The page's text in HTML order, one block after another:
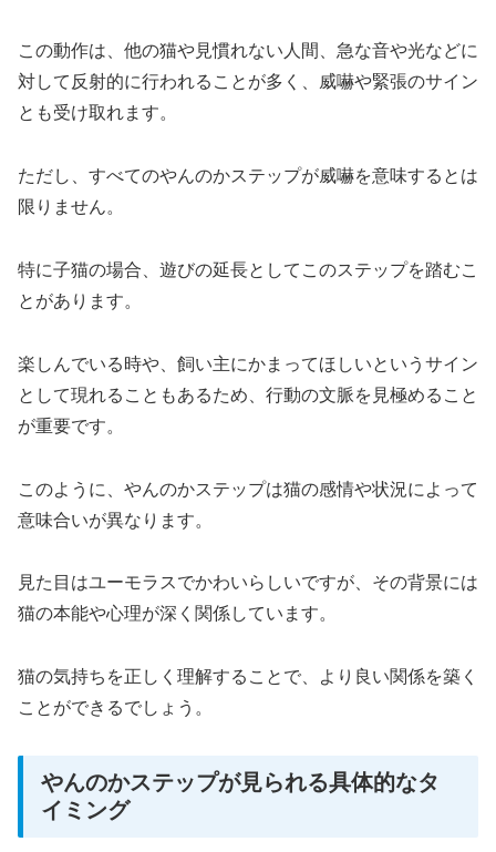
この動作は、他の猫や見慣れない人間、急な音や光などに
対して反射的に行われることが多く、威嚇や緊張のサイン
とも受け取れます。
ただし、すべてのやんのかステップが威嚇を意味するとは
限りません。
特に子猫の場合、遊びの延長としてこのステップを踏むこ
とがあります。
楽しんでいる時や、飼い主にかまってほしいというサイン
として現れることもあるため、行動の文脈を見極めること
が重要です。
このように、やんのかステップは猫の感情や状況によって
意味合いが異なります。
見た目はユーモラスでかわいらしいですが、その背景には
猫の本能や心理が深く関係しています。
猫の気持ちを正しく理解することで、より良い関係を築く
ことができるでしょう。
やんのかステップが見られる具体的なタ
イミング